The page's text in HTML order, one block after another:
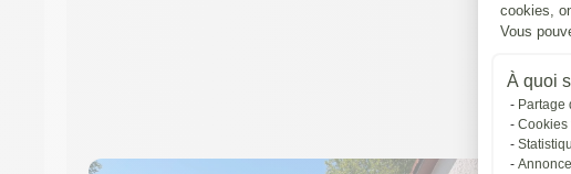
cookies,
Vous
À quoi
Partage
Cookies